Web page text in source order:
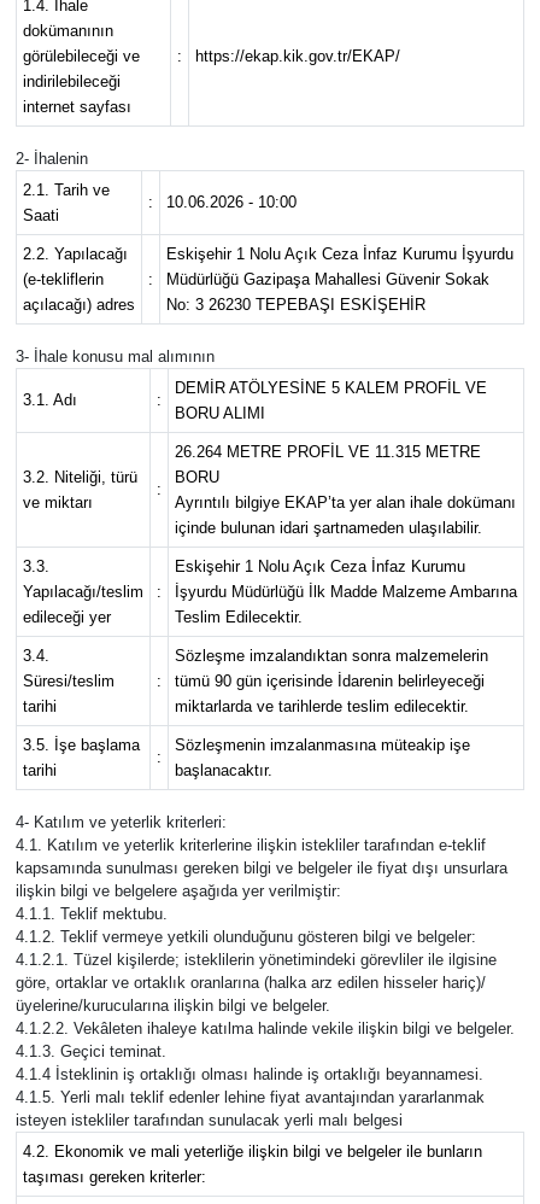
1.4. İhale
dokümanının
görülebileceği ve
indirilebileceği
internet sayfası
: https://ekap.kik.gov.tr/EKAP/
2- İhalenin
2.1. Tarih ve
Saati
: 10.06.2026 - 10:00
2.2. Yapılacağı
(e-tekliflerin
açılacağı) adres
:
Eskişehir 1 Nolu Açık Ceza İnfaz Kurumu İşyurdu
Müdürlüğü Gazipaşa Mahallesi Güvenir Sokak
No: 3 26230 TEPEBAŞI ESKİŞEHİR
3- İhale konusu mal alımının
3.1. Adı :
DEMİR ATÖLYESİNE 5 KALEM PROFİL VE
BORU ALIMI
3.2. Niteliği, türü
ve miktarı
:
26.264 METRE PROFİL VE 11.315 METRE
BORU
Ayrıntılı bilgiye EKAP’ta yer alan ihale dokümanı
içinde bulunan idari şartnameden ulaşılabilir.
3.3.
Yapılacağı/teslim
edileceği yer
:
Eskişehir 1 Nolu Açık Ceza İnfaz Kurumu
İşyurdu Müdürlüğü İlk Madde Malzeme Ambarına
Teslim Edilecektir.
3.4.
Süresi/teslim
tarihi
:
Sözleşme imzalandıktan sonra malzemelerin
tümü 90 gün içerisinde İdarenin belirleyeceği
miktarlarda ve tarihlerde teslim edilecektir.
3.5. İşe başlama
tarihi
:
Sözleşmenin imzalanmasına müteakip işe
başlanacaktır.
4- Katılım ve yeterlik kriterleri:
4.1. Katılım ve yeterlik kriterlerine ilişkin istekliler tarafından e-teklif
kapsamında sunulması gereken bilgi ve belgeler ile fiyat dışı unsurlara
ilişkin bilgi ve belgelere aşağıda yer verilmiştir:
4.1.1. Teklif mektubu.
4.1.2. Teklif vermeye yetkili olunduğunu gösteren bilgi ve belgeler:
4.1.2.1. Tüzel kişilerde; isteklilerin yönetimindeki görevliler ile ilgisine
göre, ortaklar ve ortaklık oranlarına (halka arz edilen hisseler hariç)/
üyelerine/kurucularına ilişkin bilgi ve belgeler.
4.1.2.2. Vekâleten ihaleye katılma halinde vekile ilişkin bilgi ve belgeler.
4.1.3. Geçici teminat.
4.1.4 İsteklinin iş ortaklığı olması halinde iş ortaklığı beyannamesi.
4.1.5. Yerli malı teklif edenler lehine fiyat avantajından yararlanmak
isteyen istekliler tarafından sunulacak yerli malı belgesi
4.2. Ekonomik ve mali yeterliğe ilişkin bilgi ve belgeler ile bunların
taşıması gereken kriterler: